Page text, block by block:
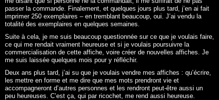
passer la commande. Finalement, et quelques jours plus tard, j’en ai fait
imprimer 250 exemplaires – en tremblant beaucoup, oui. J’ai vendu la
totalité des exemplaires en quelques semaines.
Suite à cela, je me suis beaucoup questionnée sur ce que je voulais faire,
ce qui me rendait vraiment heureuse et si je voulais poursuivre la
commercialisation de cette affiche, voire créer de nouvelles affiches. Je
me suis laissée quelques mois pour y réfléchir.
Deux ans plus tard, j’ai su que je voulais vendre mes affiches : qu’écrire,
les mettre en forme et me dire que mes mots prendront vie et
accompagneront d’autres personnes et les rendront peut-être aussi un
peu heureuses. C’est ça, qui par ricochet, me rend aussi heureuse.